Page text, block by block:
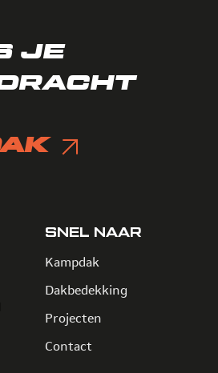
JE
SNEL NAAR
Kampdak
Dakbedekking
Projecten
Contact